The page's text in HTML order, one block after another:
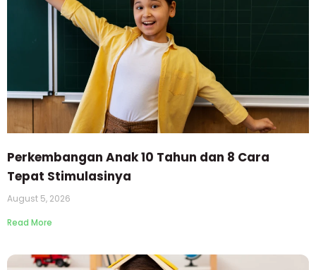
Perkembangan Anak 10 Tahun dan 8 Cara
Tepat Stimulasinya
August 5, 2026
Read More